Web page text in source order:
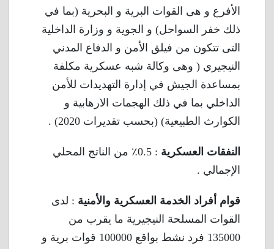
الأفرع و هى القوات البرية و البحرية (بما في
ذلك خفر السواحل) و الجوية و وزارة الداخلية
التى تتكون من فيلق الأمن و الدفاع المدني
النيجيري ( وهى وكالة شبه عسكرية مكلفة
بمساعدة الجيش في إدارة التهديدات للأمن
الداخلي بما في ذلك الهجمات الارهابية و
الكوارث الطبيعية) (بحسب تقديرات 2020) .
النفقات العسكرية
: 0.5٪ من الناتج المحلي
الإجمالي .
قوام أفراد الخدمة العسكرية والأمنية : لدى
القوات المسلحة النيجيرية ما يقرب من
135000 فرد نشط بواقع 100000 قوات برية و